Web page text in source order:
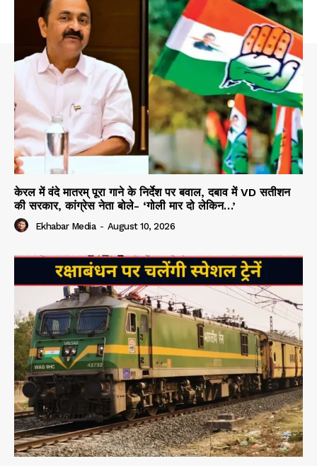
केरल में वंदे मातरम् पूरा गाने के निर्देश पर बवाल, दबाव में VD सतीशन
की सरकार, कांग्रेस नेता बोले- ‘गोली मार दो लेकिन…’
Ekhabar Media - August 10, 2026